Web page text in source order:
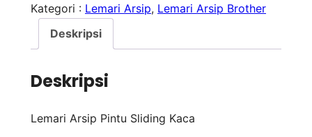
Kategori : Lemari Arsip, Lemari Arsip Brother
Deskripsi
Deskripsi
Lemari Arsip Pintu Sliding Kaca